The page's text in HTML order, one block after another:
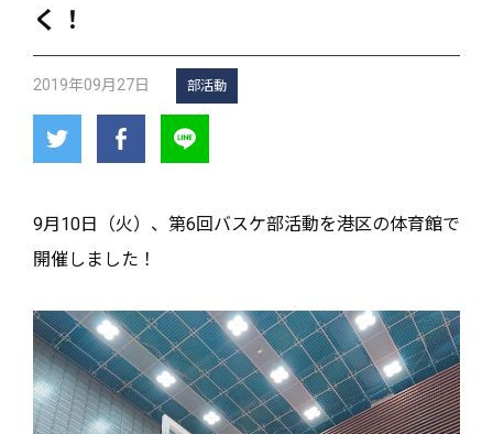
く！
2019年09月27日 部活動
9月10日（火）、第6回バスケ部活動を港区の体育館で
開催しました！